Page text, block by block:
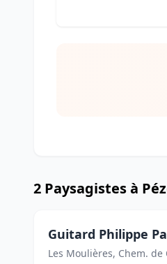
2 Paysagistes à
Guitard Philippe
Les Moulières, Chem. de